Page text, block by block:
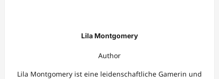
Lila Montgomery
Author
Lila Montgomery ist eine leidenschaftliche Gamerin und